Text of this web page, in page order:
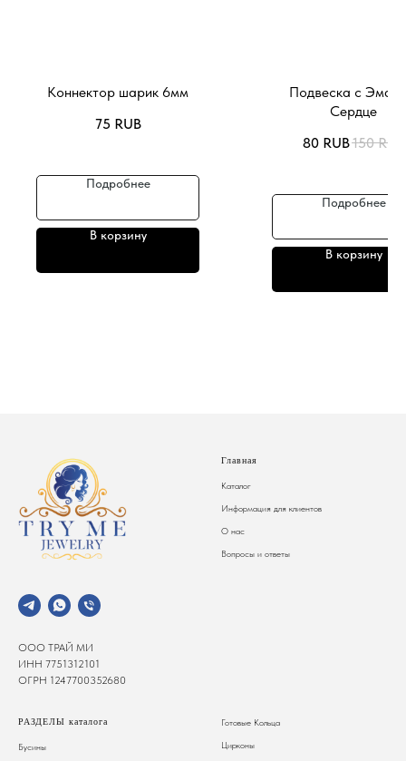
Коннектор шарик 6мм
75 RUB
Подробнее
В корзину
Подвеска с
Сердце
80 RUB150 RUB
Подробнее
В корзину
ООО ТРАЙ МИ
ИНН 7751312101
ОГРН 1247700352680
Главная
Каталог
Информация для клиентов
О нас
Вопросы и ответы
РАЗДЕЛЫ каталога
Бусины
Готовые Кольца
Цирконы